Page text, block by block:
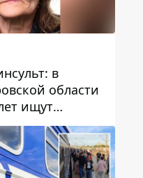
в
области
ищут